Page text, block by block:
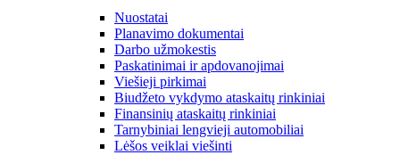
Nuostatai
Planavimo dokumentai
Darbo užmokestis
Paskatinimai ir apdovanojimai
Viešieji pirkimai
Biudžeto vykdymo ataskaitų rinkiniai
Finansinių ataskaitų rinkiniai
Tarnybiniai lengvieji automobiliai
Lėšos veiklai viešinti